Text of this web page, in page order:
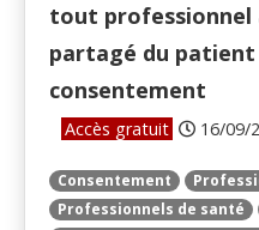
tout professionnel
partagé du patient
consentement
Accès gratuit 16/09/
Consentement
Professionnels de santé